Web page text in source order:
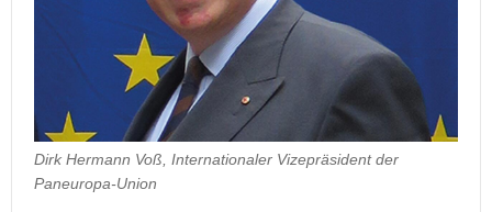
Dirk Hermann Voß, Internationaler Vizepräsident der
Paneuropa-Union